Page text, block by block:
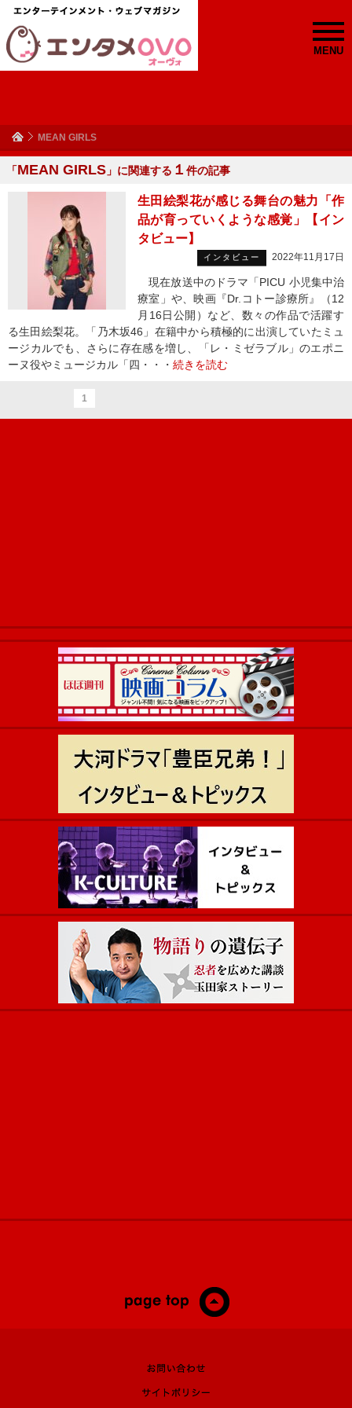
MENU
MEAN GIRLS
「MEAN GIRLS 」に関連する １ 件の記事
生田絵梨花が感じる舞台の魅力「作
品が育っていくような感覚」【イン
タビュー】
インタビュー 2022年11月17日
現在放送中のドラマ「PICU 小児集中治
療室」や、映画『Dr.コトー診療所』（12
月16日公開）など、数々の作品で活躍す
る生田絵梨花。「乃木坂46」在籍中から積極的に出演していたミュ
ージカルでも、さらに存在感を増し、「レ・ミゼラブル」のエポニ
ーヌ役やミュージカル「四・・・ 続きを読む
1